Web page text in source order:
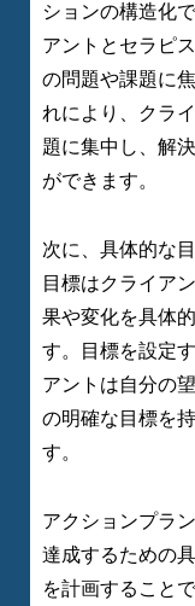
ションの構造化
アントとセラピ
の問題や課題に
れにより、クラ
題に集中し、解
ができます。
次に、具体的な
目標はクライア
果や変化を具体
す。目標を設定
アントは自分の
の明確な目標を
す。
アクションプラ
達成するための
を計画すること